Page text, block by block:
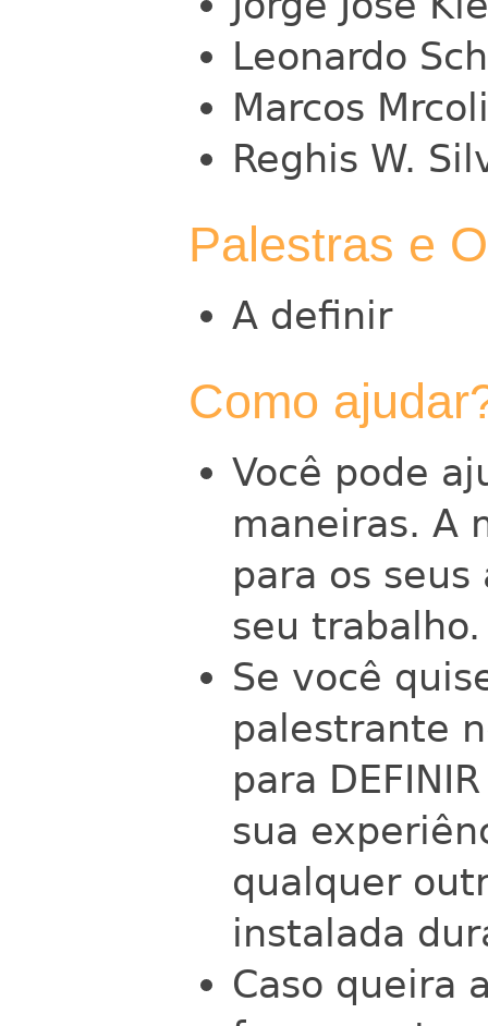
Leonardo
Marcos
Reghis W.
Palestras e
A definir
Como
Você pode
maneiras. A
para os
seu trabalho.
Se você
palestrante
para
sua
qualquer
instalada
Caso queira